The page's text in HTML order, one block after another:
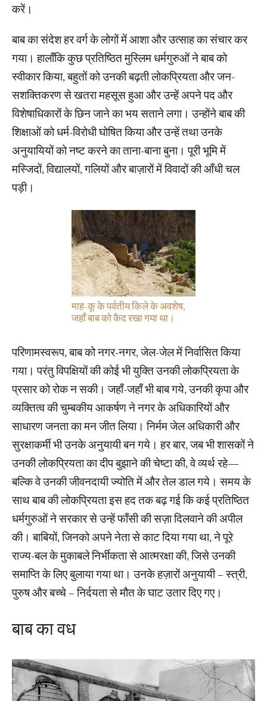
करें।
बाब का संदेश हर वर्ग के लोगों में आशा और उत्साह का संचार कर
गया। हालाँकि कुछ प्रतिष्ठित मुस्लिम धर्मगुरुओं ने बाब को
स्वीकार किया, बहुतों को उनकी बढ़ती लोकप्रियता और जन-
सशक्तिकरण से खतरा महसूस हुआ और उन्हें अपने पद और
विशेषाधिकारों के छिन जाने का भय सताने लगा। उन्होंने बाब की
शिक्षाओं को धर्म-विरोधी घोषित किया और उन्हें तथा उनके
अनुयायियों को नष्ट करने का ताना-बाना बुना। पूरी भूमि में
मस्जिदों, विद्यालयों, गलियों और बाज़ारों में विवादों की आँधी चल
पड़ी।
माह-कू के पर्वतीय किले के अवशेष,
जहाँ बाब को कैद रखा गया था।
परिणामस्वरूप, बाब को नगर-नगर, जेल-जेल में निर्वासित किया
गया। परंतु विपक्षियों की कोई भी युक्ति उनकी लोकप्रियता के
प्रसार को रोक न सकी। जहाँ-जहाँ भी बाब गये, उनकी कृपा और
व्यक्तित्व की चुम्बकीय आकर्षण ने नगर के अधिकारियों और
साधारण जनता का मन जीत लिया। निर्मम जेल अधिकारी और
सुरक्षाकर्मी भी उनके अनुयायी बन गये। हर बार, जब भी शासकों ने
उनकी लोकप्रियता का दीप बुझाने की चेष्टा की, वे व्यर्थ रहे—
बल्कि वे उनकी जीवनदायी ज्योति में और तेल डाल गये। समय के
साथ बाब की लोकप्रियता इस हद तक बढ़ गई कि कई प्रतिष्ठित
धर्मगुरुओं ने सरकार से उन्हें फाँसी की सज़ा दिलवाने की अपील
की। बाबियों, जिनको अपने नेता से काट दिया गया था, ने पूरे
राज्य-बल के मुकाबले निर्भीकता से आत्मरक्षा की, जिसे उनकी
समाप्ति के लिए बुलाया गया था। उनके हज़ारों अनुयायी – स्त्री,
पुरुष और बच्चे – निर्दयता से मौत के घाट उतार दिए गए।
बाब का वध